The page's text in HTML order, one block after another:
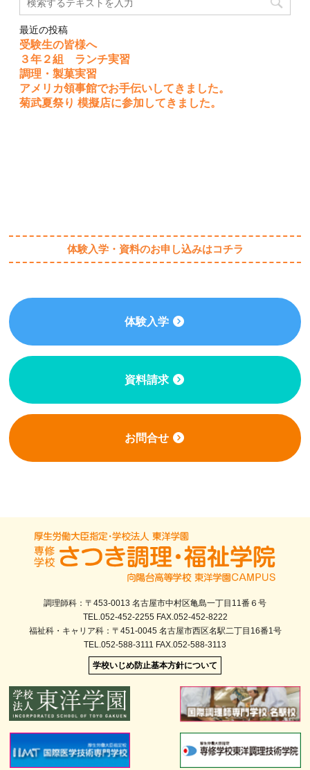
最近の投稿
受験生の皆様へ
３年２組 ランチ実習
調理・製菓実習
アメリカ領事館でお手伝いしてきました。
菊武夏祭り 模擬店に参加してきました。
体験入学・資料のお申し込みはコチラ
体験入学
資料請求
お問合せ
調理師科：〒453-0013 名古屋市中村区亀島一丁目11番６号
TEL.052-452-2255 FAX.052-452-8222
福祉科・キャリア科：〒451-0045 名古屋市西区名駅二丁目16番1号
TEL.052-588-3111 FAX.052-588-3113
学校いじめ防止基本方針について